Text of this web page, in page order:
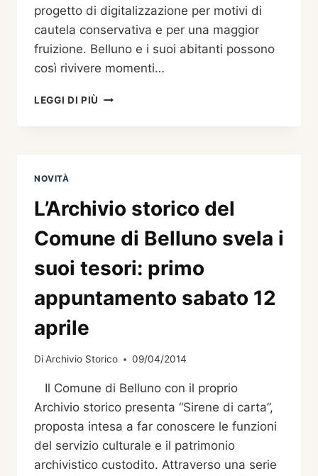
progetto di digitalizzazione per motivi di
cautela conservativa e per una maggior
fruizione. Belluno e i suoi abitanti possono
così rivivere momenti…
LEGGI DI PIÙ L’ALBUM
BELLUNO
D’UN
TEMPO
NELLE
IMMAGINI
DELL’ARCHIVIO
STORICO
DEL
NOVITÀ
L’Archivio storico del
Comune di Belluno svela i
suoi tesori: primo
appuntamento sabato 12
aprile
DiArchivio Storico 09/04/2014
Il Comune di Belluno con il proprio
Archivio storico presenta “Sirene di carta”,
proposta intesa a far conoscere le funzioni
del servizio culturale e il patrimonio
archivistico custodito. Attraverso una serie